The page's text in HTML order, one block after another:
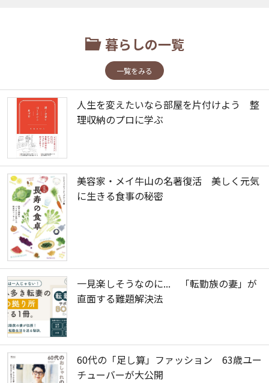
暮らしの一覧
一覧をみる
人生を変えたいなら部屋を片付けよう 整
理収納のプロに学ぶ
美容家・メイ牛山の名著復活 美しく元気
に生きる食事の秘密
一見楽しそうなのに... 「転勤族の妻」が
直面する難題解決法
60代の「足し算」ファッション 63歳ユー
チューバーが大公開